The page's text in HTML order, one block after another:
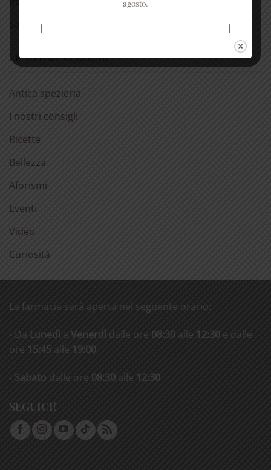
Salute dell’anima
LE NOSTRE RUBRICHE
Antica spezieria
I nostri consigli
Ricette
Bellezza
Aforismi
Eventi
Video
Curiosità
La farmacia sarà aperta nel seguente orario:
- Da Lunedì a Venerdì dalle ore 08:30 alle 12:30 e dalle
ore 15:45 alle 19:00
- Sabato dalle ore 08:30 alle 12:30
SEGUICI!
agosto.
superiori a € 50